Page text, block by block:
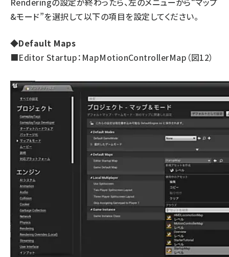
&モード”を選択して以下の項目を設定してください。
◆Default Maps
■Editor Startup：MapMotionControllerMap（図12）